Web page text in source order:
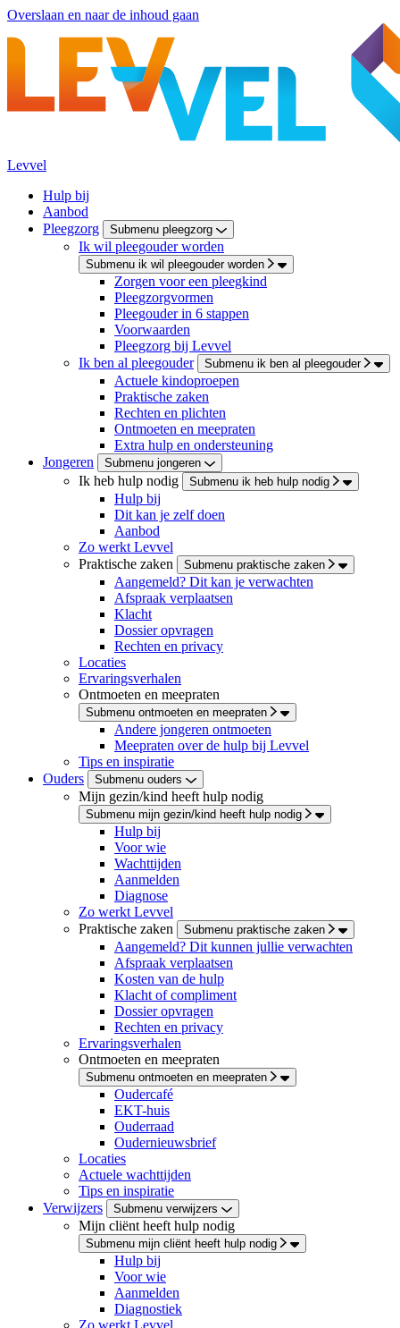
Overslaan en naar de inhoud gaan
Levvel
Hulp bij
Aanbod
Pleegzorg
Submenu pleegzorg
Ik wil pleegouder worden
Submenu ik wil pleegouder worden
Zorgen voor een pleegkind
Pleegzorgvormen
Pleegouder in 6 stappen
Voorwaarden
Pleegzorg bij Levvel
Ik ben al pleegouder
Submenu ik ben al pleegouder
Actuele kindoproepen
Praktische zaken
Rechten en plichten
Ontmoeten en meepraten
Extra hulp en ondersteuning
Jongeren
Submenu jongeren
Ik heb hulp nodig Submenu ik heb hulp nodig
Hulp bij
Dit kan je zelf doen
Aanbod
Zo werkt Levvel
Praktische zaken
Submenu praktische zaken
Aangemeld? Dit kan je verwachten
Afspraak verplaatsen
Klacht
Dossier opvragen
Rechten en privacy
Locaties
Ervaringsverhalen
Ontmoeten en meepraten
Submenu ontmoeten en meepraten
Andere jongeren ontmoeten
Meepraten over de hulp bij Levvel
Tips en inspiratie
Ouders
Submenu ouders
Mijn gezin/kind heeft hulp nodig
Submenu mijn gezin/kind heeft hulp nodig
Hulp bij
Voor wie
Wachttijden
Aanmelden
Diagnose
Zo werkt Levvel
Praktische zaken
Submenu praktische zaken
Aangemeld? Dit kunnen jullie verwachten
Afspraak verplaatsen
Kosten van de hulp
Klacht of compliment
Dossier opvragen
Rechten en privacy
Ervaringsverhalen
Ontmoeten en meepraten
Submenu ontmoeten en meepraten
Oudercafé
EKT-huis
Ouderraad
Oudernieuwsbrief
Locaties
Actuele wachttijden
Tips en inspiratie
Verwijzers
Submenu verwijzers
Mijn cliënt heeft hulp nodig
Submenu mijn cliënt heeft hulp nodig
Hulp bij
Voor wie
Aanmelden
Diagnostiek